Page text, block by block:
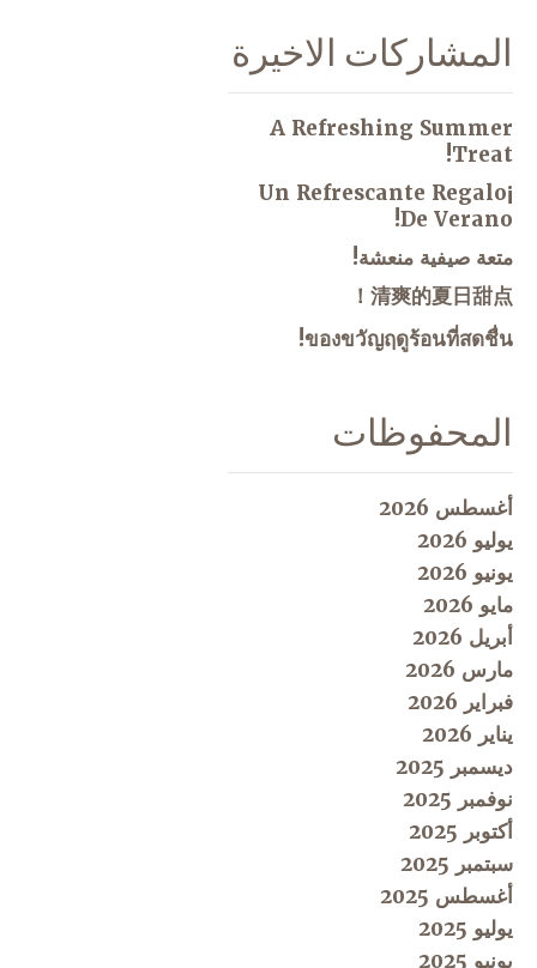
المشاركات الاخيرة
A Refreshing Summer
Treat!
¡Un Refrescante Regalo
De Verano!
متعة صيفية منعشة!
清爽的夏日甜点！
ของขวัญฤดูร้อนที่สดชื่น!
المحفوظات
أغسطس 2026
يوليو 2026
يونيو 2026
مايو 2026
أبريل 2026
مارس 2026
فبراير 2026
يناير 2026
ديسمبر 2025
نوفمبر 2025
أكتوبر 2025
سبتمبر 2025
أغسطس 2025
يوليو 2025
يونيو 2025